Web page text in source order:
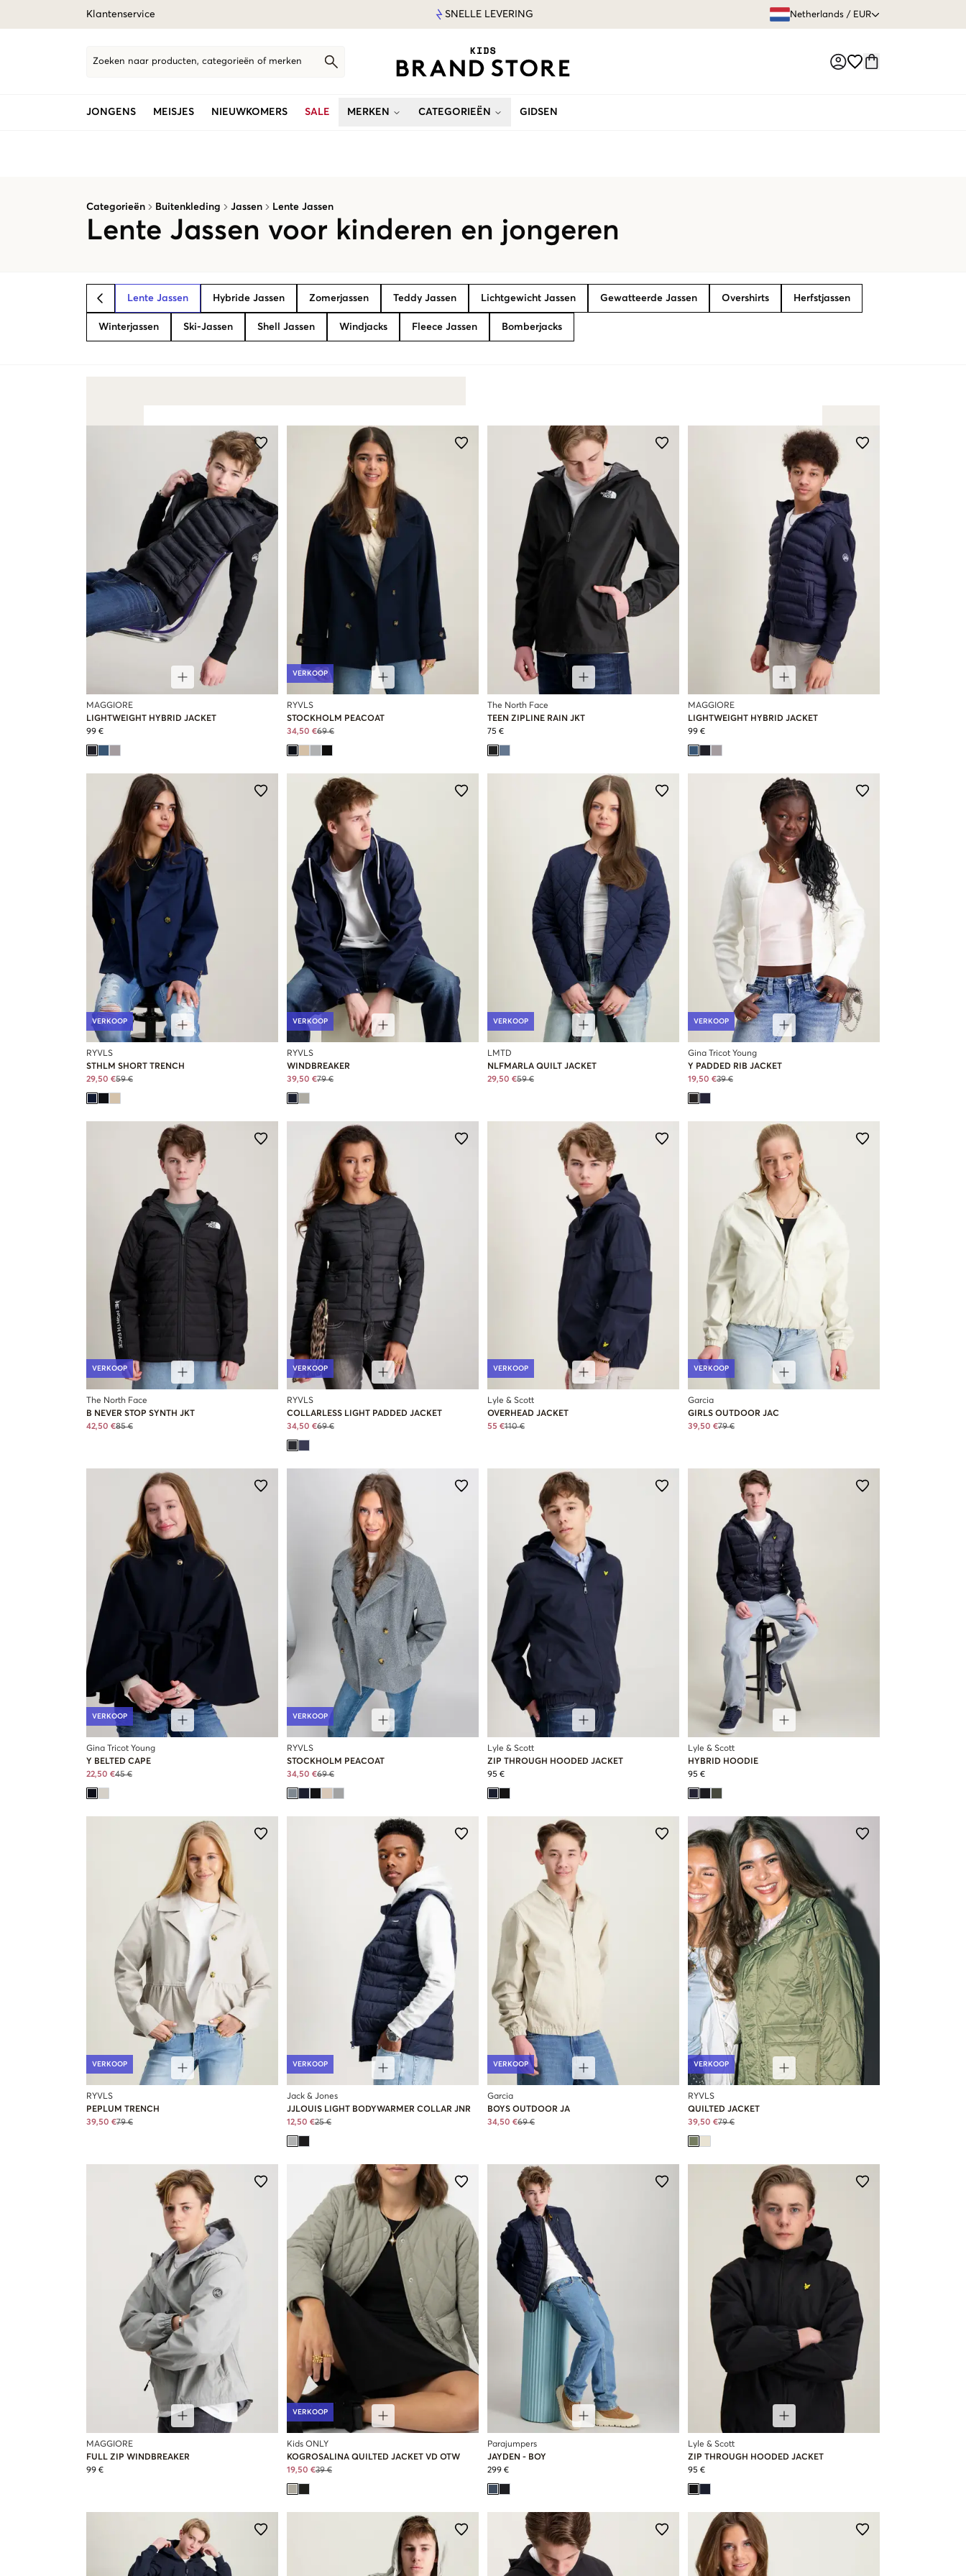
Klantenservice SNELLE LEVERING Netherlands / EUR
Zoeken naar producten, categorieën of merken
JONGENS MEISJES NIEUWKOMERS SALE MERKEN CATEGORIEËN GIDSEN
Categorieën Buitenkleding Jassen Lente Jassen
Lente Jassen voor kinderen en jongeren
BACK Lente Jassen Hybride Jassen Zomerjassen Teddy Jassen Lichtgewicht Jassen Gewatteerde Jassen Overshirts Herfstjassen
Winterjassen Ski-Jassen Shell Jassen Windjacks Fleece Jassen Bomberjacks
MAGGIORE
LIGHTWEIGHT HYBRID JACKET
99 €
VERKOOP
RYVLS
STOCKHOLM PEACOAT
34,50 €69 €
The North Face
TEEN ZIPLINE RAIN JKT
75 €
MAGGIORE
LIGHTWEIGHT HYBRID JACKET
99 €
VERKOOP
RYVLS
STHLM SHORT TRENCH
29,50 €59 €
VERKOOP
RYVLS
WINDBREAKER
39,50 €79 €
VERKOOP
LMTD
NLFMARLA QUILT JACKET
29,50 €59 €
VERKOOP
Gina Tricot Young
Y PADDED RIB JACKET
19,50 €39 €
VERKOOP
The North Face
B NEVER STOP SYNTH JKT
42,50 €85 €
VERKOOP
RYVLS
COLLARLESS LIGHT PADDED JACKET
34,50 €69 €
VERKOOP
Lyle & Scott
OVERHEAD JACKET
55 €110 €
VERKOOP
Garcia
GIRLS OUTDOOR JAC
39,50 €79 €
VERKOOP
Gina Tricot Young
Y BELTED CAPE
22,50 €45 €
VERKOOP
RYVLS
STOCKHOLM PEACOAT
34,50 €69 €
Lyle & Scott
ZIP THROUGH HOODED JACKET
95 €
Lyle & Scott
HYBRID HOODIE
95 €
VERKOOP
RYVLS
PEPLUM TRENCH
39,50 €79 €
VERKOOP
Jack & Jones
JJLOUIS LIGHT BODYWARMER COLLAR JNR
12,50 €25 €
VERKOOP
Garcia
BOYS OUTDOOR JA
34,50 €69 €
VERKOOP
RYVLS
QUILTED JACKET
39,50 €79 €
MAGGIORE
FULL ZIP WINDBREAKER
99 €
VERKOOP
Kids ONLY
KOGROSALINA QUILTED JACKET VD OTW
19,50 €39 €
Parajumpers
JAYDEN - BOY
299 €
Lyle & Scott
ZIP THROUGH HOODED JACKET
95 €